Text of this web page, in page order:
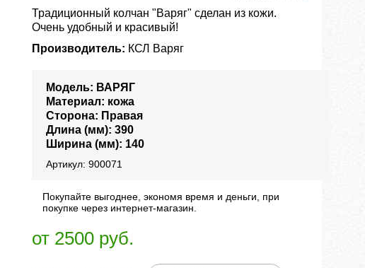
Традиционный колчан "Варяг" сделан из кожи.
Очень удобный и красивый!
Производитель: КСЛ Варяг
Модель: ВАРЯГ
Материал: кожа
Сторона: Правая
Длина (мм): 390
Ширина (мм): 140
Артикул: 900071
Покупайте выгоднее, экономя время и деньги, при
покупке через интернет-магазин.
от 2500 руб.